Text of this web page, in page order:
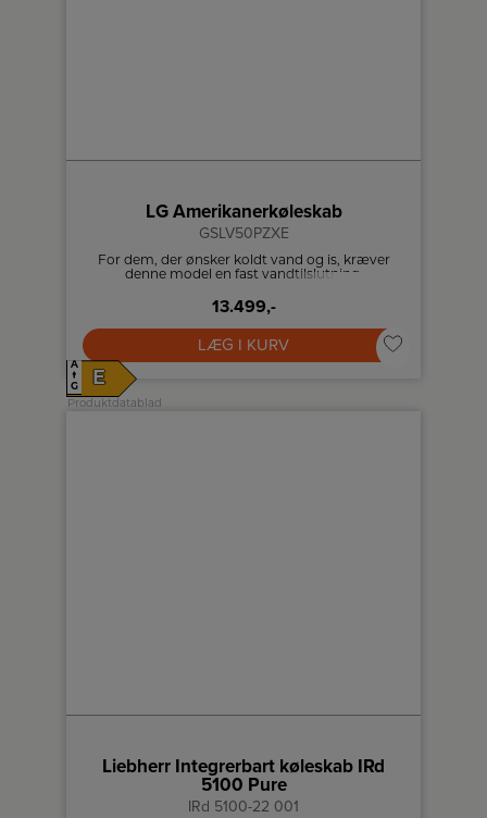
A
↑
G
E
Produktdatablad
LG Amerikanerkøleskab
GSLV50PZXE
For dem, der ønsker koldt vand og is, kræver
denne model en fast vandtilslutning.
13.499,-
LÆG I KURV
Liebherr Integrerbart køleskab IRd
5100 Pure
IRd 5100-22 001